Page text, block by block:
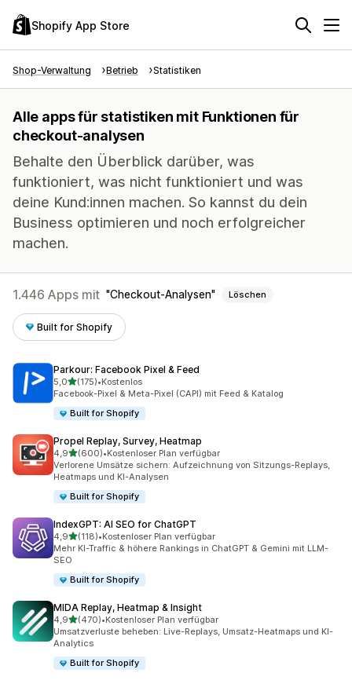
Shopify App Store
Shop-Verwaltung Betrieb Statistiken
Alle apps für statistiken mit Funktionen für
checkout-analysen
Behalte den Überblick darüber, was
funktioniert, was nicht funktioniert und was
deine Kund:innen machen. So kannst du dein
Business optimieren und noch erfolgreicher
machen.
1.446 Apps mit Checkout-Analysen Löschen
Built for Shopify
Parkour: Facebook Pixel & Feed
5,0von 5 Sternen
(175)
175 Rezensionen insgesamt
•Kostenlos
Facebook-Pixel & Meta-Pixel (CAPI) mit Feed & Katalog
Built for Shopify
Propel Replay, Survey, Heatmap
4,9von 5 Sternen
(600)
600 Rezensionen insgesamt
•Kostenloser Plan verfügbar
Verlorene Umsätze sichern: Aufzeichnung von Sitzungs-Replays,
Heatmaps und KI-Analysen
Built for Shopify
IndexGPT: AI SEO for ChatGPT
4,9von 5 Sternen
(118)
118 Rezensionen insgesamt
•Kostenloser Plan verfügbar
Mehr KI-Traffic & höhere Rankings in ChatGPT & Gemini mit LLM-
SEO
Built for Shopify
MIDA Replay, Heatmap & Insight
4,9von 5 Sternen
(470)
470 Rezensionen insgesamt
•Kostenloser Plan verfügbar
Umsatzverluste beheben: Live-Replays, Umsatz-Heatmaps und KI-
Analytics
Built for Shopify